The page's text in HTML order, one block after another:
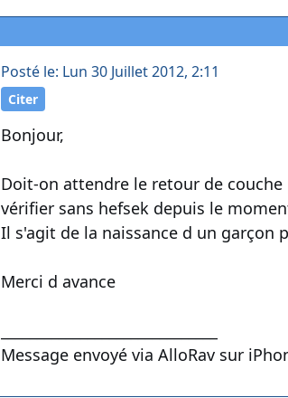
Posté le: Lun 30 Juillet 2012, 2:11
Citer
Bonjour,
Doit-on attendre le retour de
vérifier sans hefsek depuis le
Il s'agit de la naissance d un garçon
Merci d avance
Message envoyé via AlloRav sur